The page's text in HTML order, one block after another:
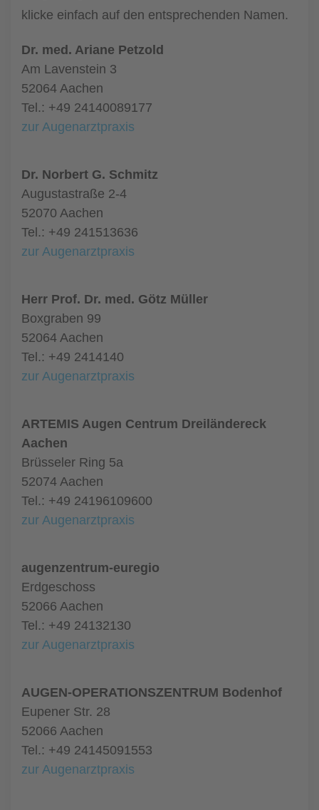
klicke einfach auf den entsprechenden Namen.
Dr. med. Ariane Petzold
Am Lavenstein 3
52064 Aachen
Tel.: +49 24140089177
zur Augenarztpraxis
Dr. Norbert G. Schmitz
Augustastraße 2-4
52070 Aachen
Tel.: +49 241513636
zur Augenarztpraxis
Herr Prof. Dr. med. Götz Müller
Boxgraben 99
52064 Aachen
Tel.: +49 2414140
zur Augenarztpraxis
ARTEMIS Augen Centrum Dreiländereck
Aachen
Brüsseler Ring 5a
52074 Aachen
Tel.: +49 24196109600
zur Augenarztpraxis
augenzentrum-euregio
Erdgeschoss
52066 Aachen
Tel.: +49 24132130
zur Augenarztpraxis
AUGEN-OPERATIONSZENTRUM Bodenhof
Eupener Str. 28
52066 Aachen
Tel.: +49 24145091553
zur Augenarztpraxis